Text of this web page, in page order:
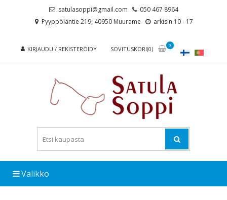
satulasoppi@gmail.com
050 467 8964
Pyyppöläntie 219, 40950 Muurame
arkisin 10 - 17
KIRJAUDU / REKISTERÖIDY SOVITUSKORI(0)
0
Valikko